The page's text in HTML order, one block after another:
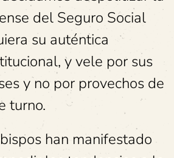
del Seguro Social
su auténtica
y vele por sus
y no por provechos de
turno.
han manifestado